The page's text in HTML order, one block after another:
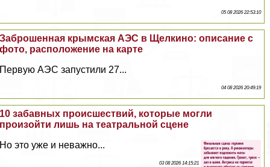
05 08 2026 22:53:10
Заброшенная крымская АЭС в Щелкино: описание с
фото, расположение на карте
Первую АЭС запустили 27...
04 08 2026 20:49:19
10 забавных происшествий, которые могли
произойти лишь на театральной сцене
Но это уже и неважно...
03 08 2026 14:15:21